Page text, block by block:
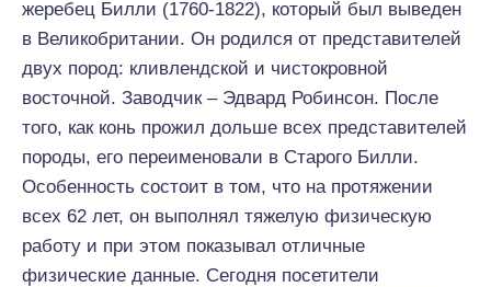
жеребец Билли (1760-1822), который был выведен
в Великобритании. Он родился от представителей
двух пород: кливлендской и чистокровной
восточной. Заводчик – Эдвард Робинсон. После
того, как конь прожил дольше всех представителей
породы, его переименовали в Старого Билли.
Особенность состоит в том, что на протяжении
всех 62 лет, он выполнял тяжелую физическую
работу и при этом показывал отличные
физические данные. Сегодня посетители